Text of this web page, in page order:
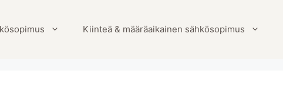
Kiinteä & määräaikainen sähkösopimus